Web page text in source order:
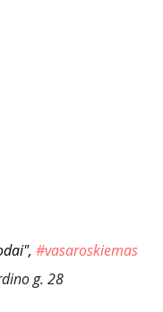
#vasaroskiemas
g. 28